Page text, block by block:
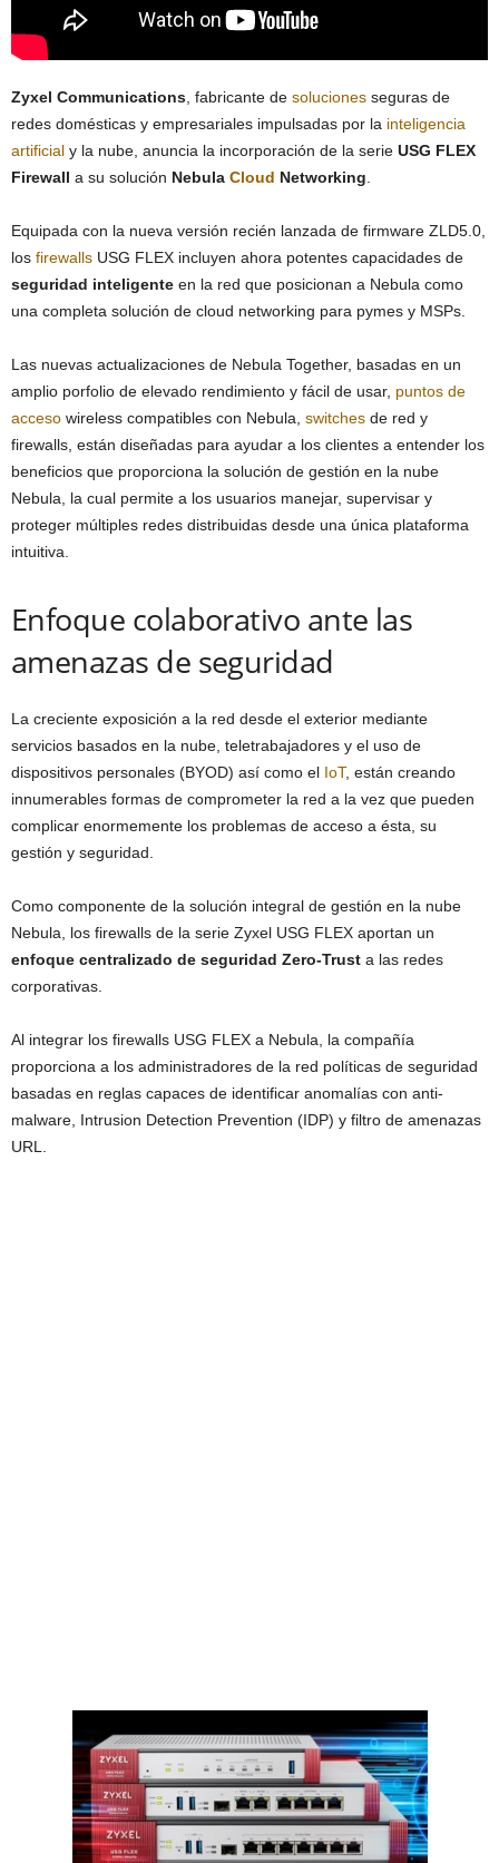
Zyxel Communications , fabricante de soluciones seguras de
redes domésticas y empresariales impulsadas por la inteligencia
artificial y la nube, anuncia la incorporación de la serie USG FLEX
Firewall a su solución Nebula Cloud Networking
Equipada con la nueva versión recién lanzada de firmware ZLD5.0,
los firewalls USG FLEX incluyen ahora potentes capacidades de
seguridad inteligente en la red que posicionan a Nebula como
una completa solución de cloud networking para pymes y MSPs.
Las nuevas actualizaciones de Nebula Together, basadas en un
amplio porfolio de elevado rendimiento y fácil de usar, puntos de
acceso wireless compatibles con Nebula, switches de red y
firewalls, están diseñadas para ayudar a los clientes a entender los
beneficios que proporciona la solución de gestión en la nube
Nebula, la cual permite a los usuarios manejar, supervisar y
proteger múltiples redes distribuidas desde una única plataforma
intuitiva.
Enfoque colaborativo ante las
amenazas de seguridad
La creciente exposición a la red desde el exterior mediante
servicios basados en la nube, teletrabajadores y el uso de
dispositivos personales (BYOD) así como el IoT, están creando
innumerables formas de comprometer la red a la vez que pueden
complicar enormemente los problemas de acceso a ésta, su
gestión y seguridad.
Como componente de la solución integral de gestión en la nube
Nebula, los firewalls de la serie Zyxel USG FLEX aportan un
enfoque centralizado de seguridad Zero-Trust a las redes
corporativas.
Al integrar los firewalls USG FLEX a Nebula, la compañía
proporciona a los administradores de la red políticas de seguridad
basadas en reglas capaces de identificar anomalías con anti-
malware, Intrusion Detection Prevention (IDP) y filtro de amenazas
URL.